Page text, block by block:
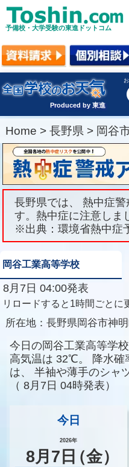
予備校・大学受験の東進ドットコム
Produced by 東進
Home > 長野県 > 岡谷
長野県では、 熱中症
す。熱中症に注意しま
※出典：環境省熱中症
岡谷工業高等学校
8月7日 04:00発表
リロードすると1時間ごとに
所在地： 長野県岡谷市神
今日の岡谷工業高等学
高気温は 32℃。 降水確
は、
半袖や薄手のシャ
（ 8月7日 04時発表）
今日
2026年
8月 7 日（金）